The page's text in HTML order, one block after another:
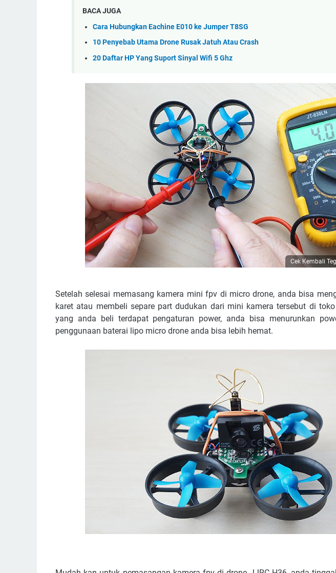
BACA JUGA
Cara Hubungkan Eachine E010 ke Jumper T8SG
10 Penyebab Utama Drone Rusak Jatuh Atau Crash
20 Daftar HP Yang Suport Sinyal Wifi 5 Ghz
Cek Kembali
Setelah selesai memasang kamera mini fpv di micro drone, anda bisa
karet atau membeli separe part dudukan dari mini kamera tersebut di
yang anda beli terdapat pengaturan power, anda bisa menurunkan
penggunaan baterai lipo micro drone anda bisa lebih hemat.